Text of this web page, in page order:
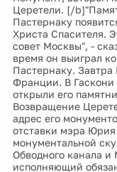
Церетели. [/
Пастернаку
Христа Спасителя.
совет Москвы", -
время он выиграл
Пастернаку.
Франции. В
открыли его
Возвращение
адрес его
отставки мэра
монументальной
Обводного канала
исполняющий